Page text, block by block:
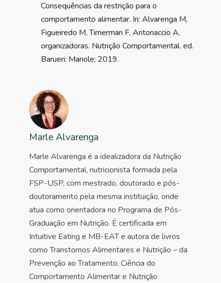
Consequências da restrição para o
comportamento alimentar. In: Alvarenga M,
Figueiredo M, Timerman F, Antonaccio A,
organizadoras. Nutrição Comportamental. ed.
Barueri: Manole; 2019.
Marle Alvarenga
Marle Alvarenga é a idealizadora da Nutrição
Comportamental, nutricionista formada pela
FSP-USP, com mestrado, doutorado e pós-
doutoramento pela mesma instituição, onde
atua como orientadora no Programa de Pós-
Graduação em Nutrição. É certificada em
Intuitive Eating e MB-EAT e autora de livros
como Transtornos Alimentares e Nutrição – da
Prevenção ao Tratamento, Ciência do
Comportamento Alimentar e Nutrição